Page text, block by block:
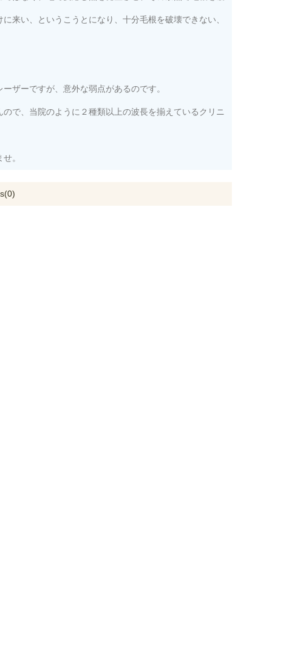
来い、というこうとになり、十分毛根を破壊できない、
ザーですが、意外な弱点があるのです。
で、当院のように２種類以上の波長を揃えているクリニ
。